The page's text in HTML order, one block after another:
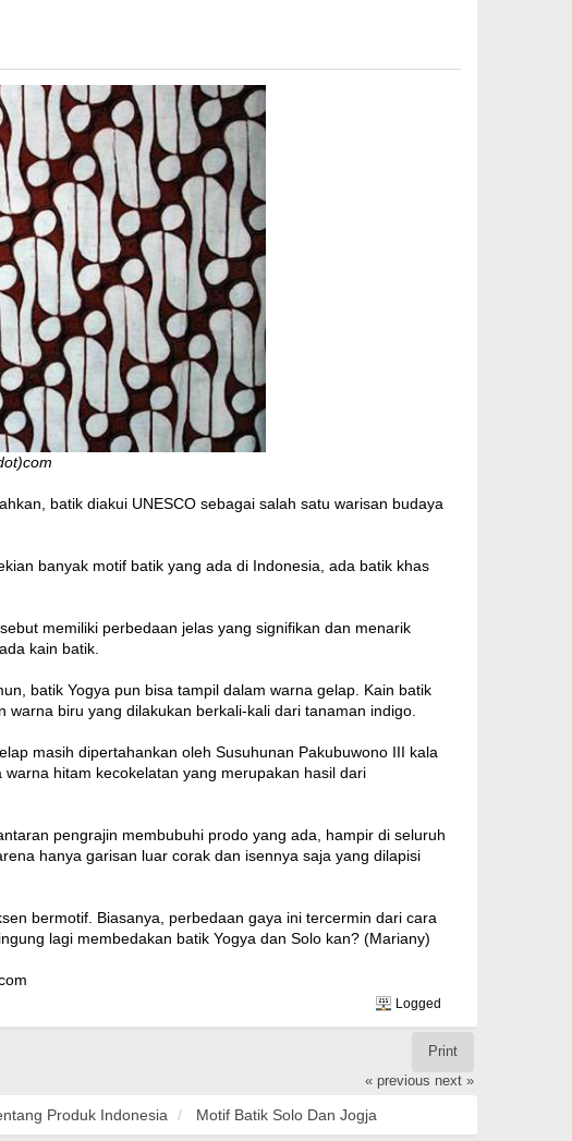
batik diakui UNESCO sebagai salah satu warisan budaya
banyak motif batik yang ada di Indonesia, ada batik khas
memiliki perbedaan jelas yang signifikan dan menarik
kain batik.
batik Yogya pun bisa tampil dalam warna gelap. Kain batik
biru yang dilakukan berkali-kali dari tanaman indigo.
masih dipertahankan oleh Susuhunan Pakubuwono III kala
hitam kecokelatan yang merupakan hasil dari
pengrajin membubuhi prodo yang ada, hampir di seluruh
hanya garisan luar corak dan isennya saja yang dilapisi
bermotif. Biasanya, perbedaan gaya ini tercermin dari cara
lagi membedakan batik Yogya dan Solo kan? (Mariany)
Logged
Print
« previous next »
Produk Indonesia Motif Batik Solo Dan Jogja